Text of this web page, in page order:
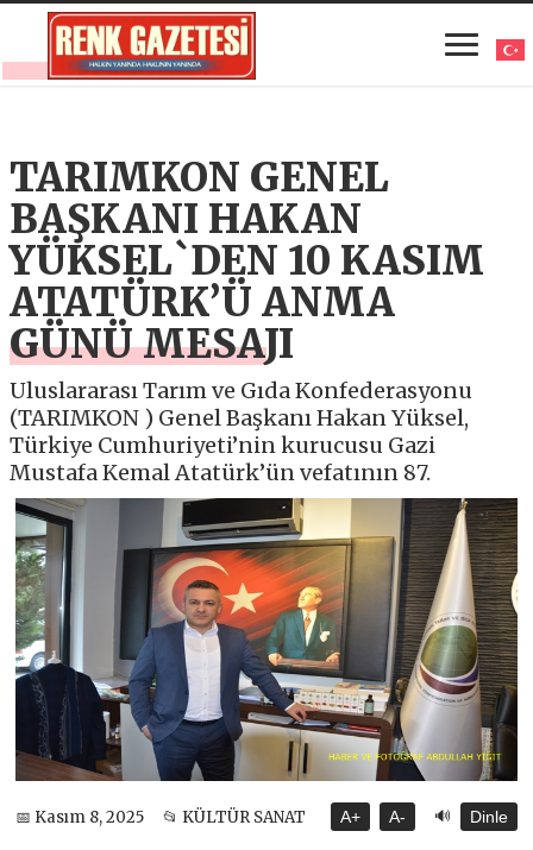
TARIMKON GENEL
BAŞKANI HAKAN
YÜKSEL`DEN 10 KASIM
ATATÜRK’Ü ANMA
GÜNÜ MESAJI
Uluslararası Tarım ve Gıda Konfederasyonu
(TARIMKON ) Genel Başkanı Hakan Yüksel,
Türkiye Cumhuriyeti’nin kurucusu Gazi
Mustafa Kemal Atatürk’ün vefatının 87.
📅 Kasım 8, 2025 📂 KÜLTÜR SANAT A+ A- 🔊 Dinle